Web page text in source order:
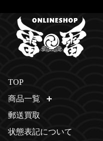
TOP
商品一覧
郵送買取
状態表記について